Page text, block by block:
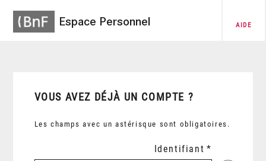
Espace Personnel AIDE
VOUS AVEZ DÉJÀ UN COMPTE ?
Les champs avec un astérisque sont obligatoires.
Identifiant